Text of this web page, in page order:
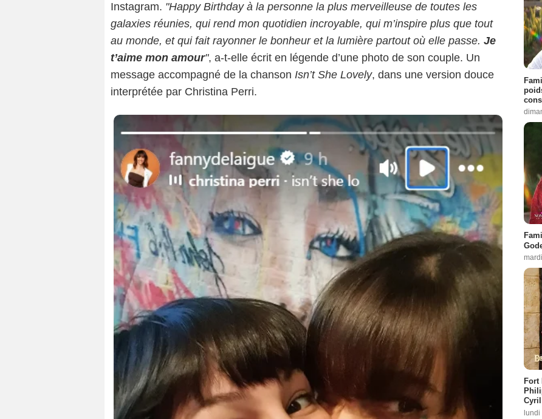
Instagram. "Happy Birthday à la personne la plus merveilleuse de toutes les
galaxies réunies, qui rend mon quotidien incroyable, qui m’inspire plus que tout
au monde, et qui fait rayonner le bonheur et la lumière partout où elle passe. Je
t’aime mon amour", a-t-elle écrit en légende d’une photo de son couple. Un
message accompagné de la chanson Isn’t She Lovely, dans une version douce
interprétée par Christina Perri.
Fort
Cyril
lundi